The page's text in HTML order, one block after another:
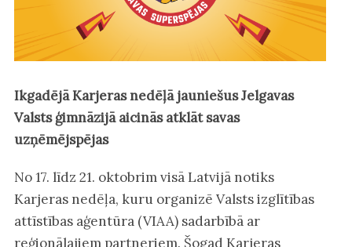
Ikgadējā Karjeras nedēļā jauniešus Jelgavas
Valsts ģimnāzijā aicinās atklāt savas
uzņēmējspējas
No 17. līdz 21. oktobrim visā Latvijā notiks
Karjeras nedēļa, kuru organizē Valsts izglītības
attīstības aģentūra (VIAA) sadarbībā ar
reģionālajiem partneriem. Šogad Karjeras